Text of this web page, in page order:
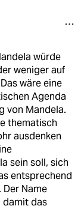
würde
weniger auf
wäre eine
Agenda
von Mandela.
thematisch
ausdenken
sein soll, sich
entsprechend
Name
damit das